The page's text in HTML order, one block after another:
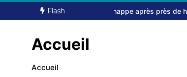
Flash
s’échappe après près de huit mois de captivité
Accueil
Accueil